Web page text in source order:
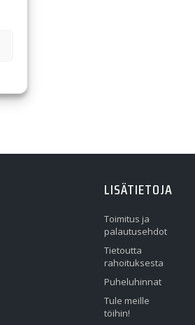
LISÄTIETOJA
Toimitus ja
palautusehdot
Tietoutta
rahoituksesta
Puheluhinnat
Tule meille
töihin!